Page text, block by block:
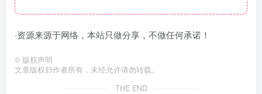
·资源来源于网络，本站只做分享，不做任何承诺！
© 版权声明
文章版权归作者所有，未经允许请勿转载。
THE END